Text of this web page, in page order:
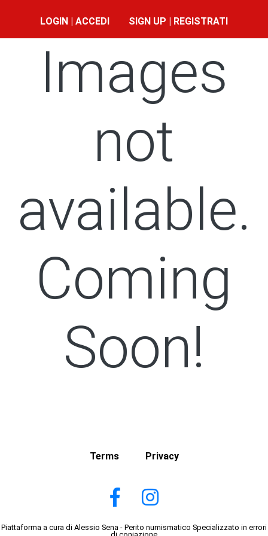
LOGIN | ACCEDI SIGN UP | REGISTRATI
Images
not
available.
Coming
Soon!
Terms Privacy
Piattaforma a cura di Alessio Sena - Perito numismatico Specializzato in errori